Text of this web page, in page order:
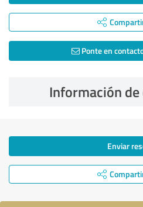
Ponte en
Información
Enviar